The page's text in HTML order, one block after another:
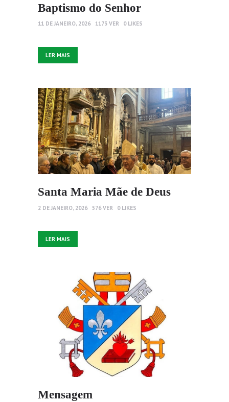
Baptismo do Senhor
11 DE JANEIRO, 2026 1173 VER 0 LIKES
LER MAIS
Santa Maria Mãe de Deus
2 DE JANEIRO, 2026 576 VER 0 LIKES
LER MAIS
Mensagem